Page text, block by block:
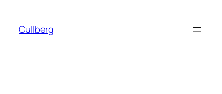
innehåll
Cullberg